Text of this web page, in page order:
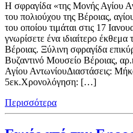
H σφραγίδα «της Μονής Αγίου
του πολιούχου της Βέροιας,
του οποίου τιμάται στις 17
γνωρίσετε ένα ιδιαίτερο
Βέροιας. Ξύλινη σφραγίδα
Βυζαντινό Μουσείο Βέροιας,
Αγίου ΑντωνίουΔιαστάσεις:
5εκ.Χρονολόγηση: […]
Περισσότερα